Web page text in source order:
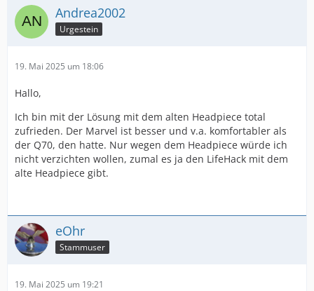
Andrea2002
Urgestein
19. Mai 2025 um 18:06
Hallo,
Ich bin mit der Lösung mit dem alten Headpiece total
zufrieden. Der Marvel ist besser und v.a. komfortabler als
der Q70, den hatte. Nur wegen dem Headpiece würde ich
nicht verzichten wollen, zumal es ja den LifeHack mit dem
alte Headpiece gibt.
eOhr
Stammuser
19. Mai 2025 um 19:21